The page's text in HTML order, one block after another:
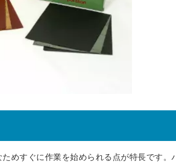
めすぐに作業を始められる点が特長です。